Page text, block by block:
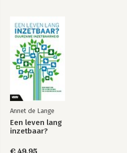
Annet de Lange
Een leven lang
inzetbaar?